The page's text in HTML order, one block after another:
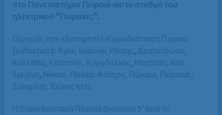
στο Πανεπιστήμιο Πειραιά και το σταθμό του
ηλεκτρικού “Πειραιάς”.
Περιοχές που εξυπηρετεί η Ευρωδιάσταση Πειραιά
(ενδεικτικά): Άγιος Ιωάννης Ρέντης, Δραπετσώνα,
Καλλιθέα, Κερατσίνι, Κορυδαλλός, Μοσχάτο, Νέα
Σμύρνη, Νίκαια, Παλαιό Φάληρο, Πέραμα, Πειραιάς,
Σαλαμίνα, Ταύρος κλπ.
Η Ευρωδιάσταση Πειραιά βρίσκεται 5′ από το